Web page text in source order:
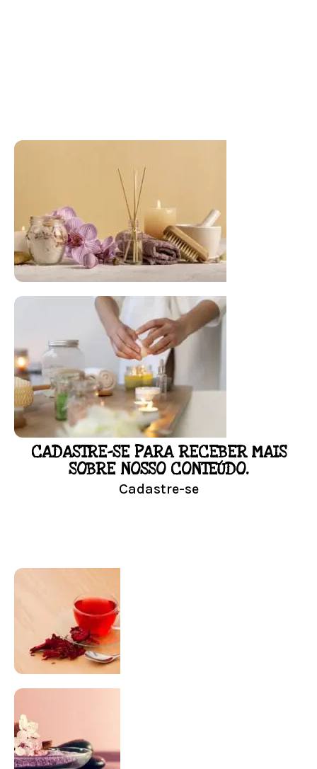
FLORAL DE BACH PERSONALIZADO
Responda as perguntas e receba o seu
floral em casa.
Resultado na hora!
Conheça mais e faça sua Pesquisa
LOJA
CADASTRE-SE PARA RECEBER MAIS
SOBRE NOSSO CONTEÚDO.
Cadastre-se
Para antes e depois de engravidar
Saiba Mais